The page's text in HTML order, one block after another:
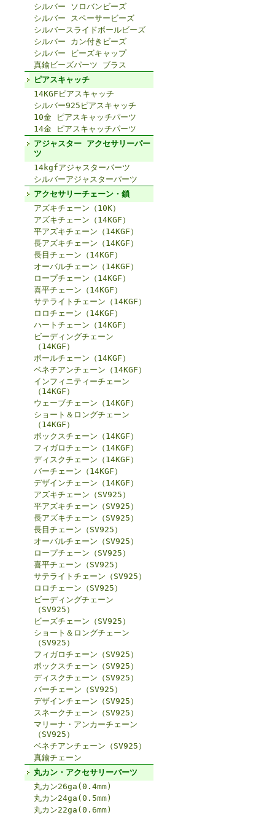
シルバー ソロバンビーズ
シルバー スペーサービーズ
シルバースライドボールビーズ
シルバー カン付きビーズ
シルバー ビーズキャップ
真鍮ビーズパーツ ブラス
ピアスキャッチ
14KGFピアスキャッチ
シルバー925ピアスキャッチ
10金 ピアスキャッチパーツ
14金 ピアスキャッチパーツ
アジャスター アクセサリーパー
ツ
14kgfアジャスターパーツ
シルバーアジャスターパーツ
アクセサリーチェーン・鎖
アズキチェーン（10K）
アズキチェーン（14KGF）
平アズキチェーン（14KGF）
長アズキチェーン（14KGF）
長目チェーン（14KGF）
オーバルチェーン（14KGF）
ロープチェーン（14KGF）
喜平チェーン（14KGF）
サテライトチェーン（14KGF）
ロロチェーン（14KGF）
ハートチェーン（14KGF）
ビーディングチェーン
（14KGF）
ボールチェーン（14KGF）
ベネチアンチェーン（14KGF）
インフィニティーチェーン
（14KGF）
ウェーブチェーン（14KGF）
ショート＆ロングチェーン
（14KGF）
ボックスチェーン（14KGF）
フィガロチェーン（14KGF）
ディスクチェーン（14KGF）
バーチェーン（14KGF）
デザインチェーン（14KGF）
アズキチェーン（SV925）
平アズキチェーン（SV925）
長アズキチェーン（SV925）
長目チェーン（SV925）
オーバルチェーン（SV925）
ロープチェーン（SV925）
喜平チェーン（SV925）
サテライトチェーン（SV925）
ロロチェーン（SV925）
ビーディングチェーン
（SV925）
ビーズチェーン（SV925）
ショート＆ロングチェーン
（SV925）
フィガロチェーン（SV925）
ボックスチェーン（SV925）
ディスクチェーン（SV925）
バーチェーン（SV925）
デザインチェーン（SV925）
スネークチェーン（SV925）
マリーナ・アンカーチェーン
（SV925）
ベネチアンチェーン（SV925）
真鍮チェーン
丸カン・アクセサリーパーツ
丸カン26ga(0.4mm)
丸カン24ga(0.5mm)
丸カン22ga(0.6mm)